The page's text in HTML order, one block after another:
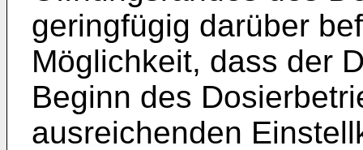
geringfügig darüber
Möglichkeit, dass der
Beginn des
ausreichenden